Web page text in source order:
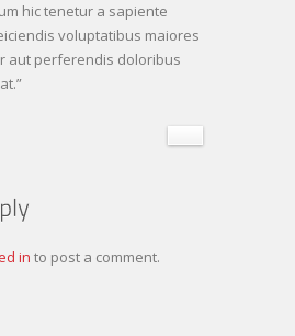
hic tenetur a sapiente
voluptatibus maiores
aut perferendis doloribus
in to post a comment.